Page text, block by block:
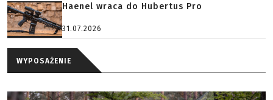
Haenel wraca do Hubertus Pro
31.07.2026
WYPOSAŻENIE